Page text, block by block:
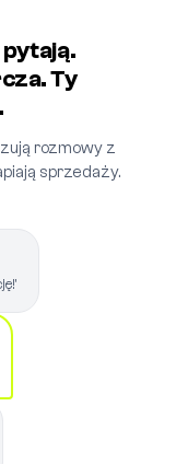
Ty
rozmowy z
sprzedaży.